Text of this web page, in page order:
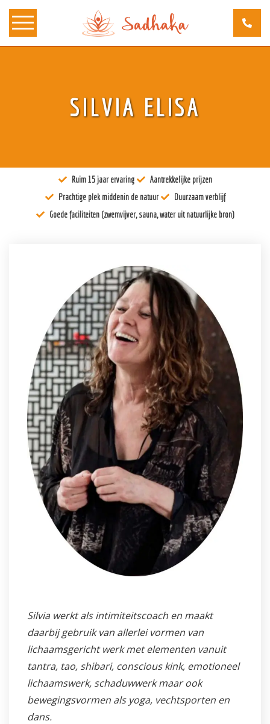
Docenten
Inschrijven
Contact
SILVIA ELISA
Ruim 15 jaar ervaring
Aantrekkelijke prijzen
Prachtige plek middenin de natuur
Duurzaam verblijf
Goede faciliteiten (zwemvijver, sauna, water uit natuurlijke bron)
Silvia werkt als intimiteitscoach en maakt
daarbij gebruik van allerlei vormen van
lichaamsgericht werk met elementen vanuit
tantra, tao, shibari, conscious kink, emotioneel
lichaamswerk, schaduwwerk maar ook
bewegingsvormen als yoga, vechtsporten en
dans.